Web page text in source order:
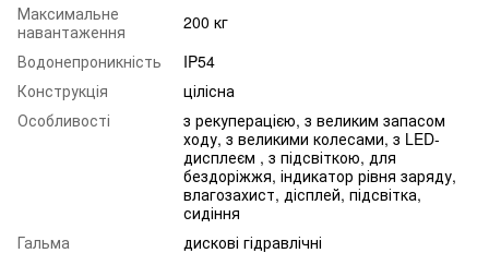
Максимальне
навантаження
200 кг
Водонепроникність
IP54
Конструкція
цілісна
Особливості
з рекуперацією, з великим запасом
ходу, з великими колесами, з LED-
дисплеєм , з підсвіткою, для
бездоріжжя, індикатор рівня заряду,
влагозахист, дісплей, підсвітка,
сидіння
Гальма
дискові гідравлічні